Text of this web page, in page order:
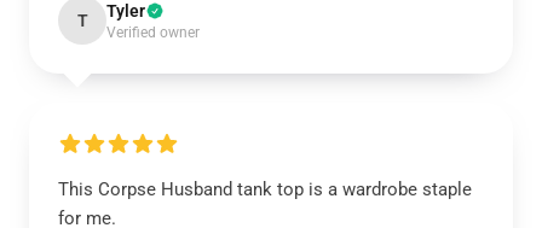
T Tyler
Verified owner
This Corpse Husband tank top is a wardrobe staple
for me.